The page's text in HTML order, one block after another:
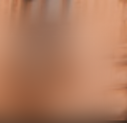
Avocats